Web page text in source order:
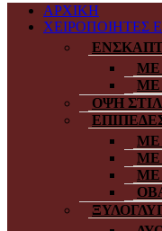
ΑΡΧΙΚΗ
ΧΕΙΡΟΠΟΙΗΤΕΣ
ΜΕ
ΜΕ
ΟΨΗ
ΜΕ
ΜΕ
ΜΕ